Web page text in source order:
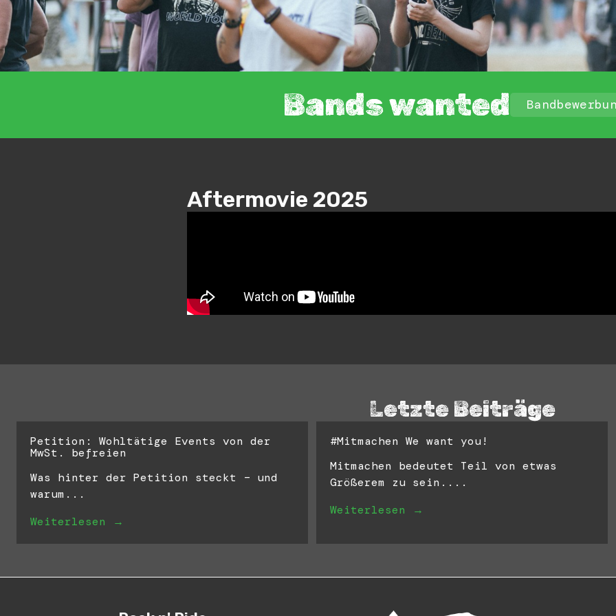
Bands wanted
Aftermovie 2025
Letzte Beiträge
Petition: Wohltätige Events von der
MwSt. befreien
Was hinter der Petition steckt – und
warum...
Weiterlesen →
#Mitmachen We want you!
Mitmachen bedeutet Teil von etwas
Größerem zu sein....
Weiterlesen →